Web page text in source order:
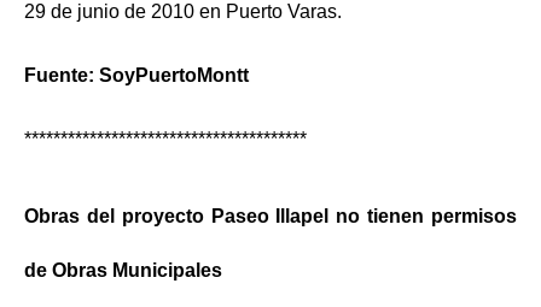
29 de junio de 2010 en Puerto Varas.
Fuente: SoyPuertoMontt
***************************************
Obras del proyecto Paseo Illapel no tienen permisos
de Obras Municipales